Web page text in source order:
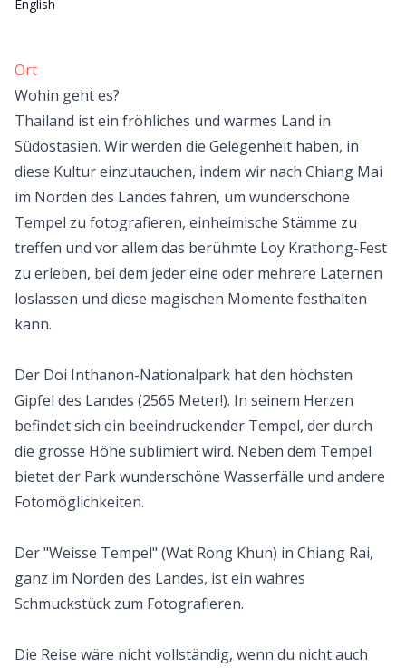
English
Ort
Wohin geht es?
Thailand ist ein fröhliches und warmes Land in
Südostasien. Wir werden die Gelegenheit haben, in
diese Kultur einzutauchen, indem wir nach Chiang Mai
im Norden des Landes fahren, um wunderschöne
Tempel zu fotografieren, einheimische Stämme zu
treffen und vor allem das berühmte Loy Krathong-Fest
zu erleben, bei dem jeder eine oder mehrere Laternen
loslassen und diese magischen Momente festhalten
kann.
Der Doi Inthanon-Nationalpark hat den höchsten
Gipfel des Landes (2565 Meter!). In seinem Herzen
befindet sich ein beeindruckender Tempel, der durch
die grosse Höhe sublimiert wird. Neben dem Tempel
bietet der Park wunderschöne Wasserfälle und andere
Fotomöglichkeiten.
Der "Weisse Tempel" (Wat Rong Khun) in Chiang Rai,
ganz im Norden des Landes, ist ein wahres
Schmuckstück zum Fotografieren.
Die Reise wäre nicht vollständig, wenn du nicht auch